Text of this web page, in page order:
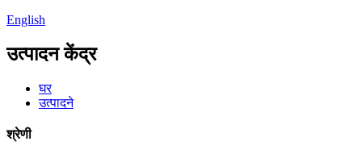
English
उत्पादन केंद्र
घर
उत्पादने
श्रेणी